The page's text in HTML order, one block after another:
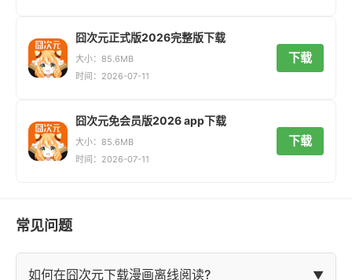
囧次元正式版2026完整版下载
大小：85.6MB
时间：2026-07-11
下载
囧次元免会员版2026 app下载
大小：85.6MB
时间：2026-07-11
下载
常见问题
如何在囧次元下载漫画离线阅读? ▼